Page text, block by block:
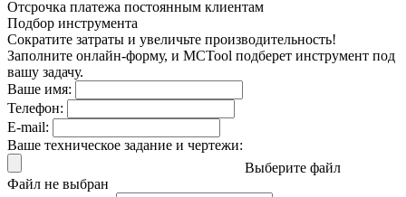
Отсрочка платежа постоянным клиентам
Подбор инструмента
Сократите затраты и увеличьте производительность!
Заполните онлайн-форму, и MCTool подберет инструмент под
вашу задачу.
Ваше имя:
Телефон:
E-mail:
Ваше техническое задание и чертежи:
Выберите файл
Файл не выбран